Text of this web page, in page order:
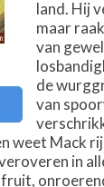
land. Hij
maar
van
de
van
weet Mack
in